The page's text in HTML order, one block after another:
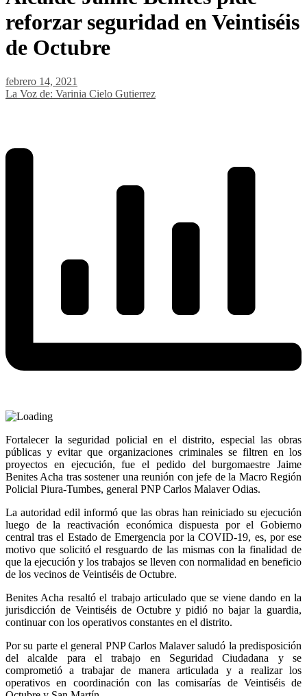
reforzar seguridad en Veintiséis
de Octubre
febrero 14, 2021
La Voz de: Varinia Cielo Gutierrez
Fortalecer la seguridad policial en el distrito, especial las obras
públicas y evitar que organizaciones criminales se filtren en los
proyectos en ejecución, fue el pedido del burgomaestre Jaime
Benites Acha tras sostener una reunión con jefe de la Macro Región
Policial Piura-Tumbes, general PNP Carlos Malaver Odias.
La autoridad edil informó que las obras han reiniciado su ejecución
luego de la reactivación económica dispuesta por el Gobierno
central tras el Estado de Emergencia por la COVID-19, es, por ese
motivo que solicitó el resguardo de las mismas con la finalidad de
que la ejecución y los trabajos se lleven con normalidad en beneficio
de los vecinos de Veintiséis de Octubre.
Benites Acha resaltó el trabajo articulado que se viene dando en la
jurisdicción de Veintiséis de Octubre y pidió no bajar la guardia,
continuar con los operativos constantes en el distrito.
Por su parte el general PNP Carlos Malaver saludó la predisposición
del alcalde para el trabajo en Seguridad Ciudadana y se
comprometió a trabajar de manera articulada y a realizar los
operativos en coordinación con las comisarías de Veintiséis de